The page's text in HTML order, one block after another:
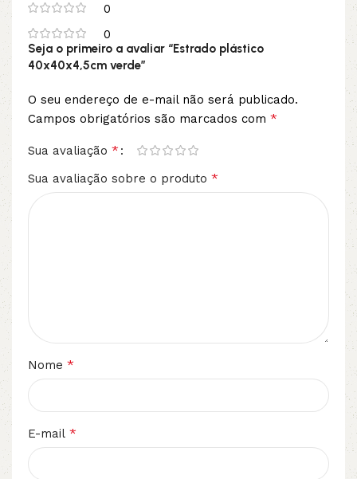
0
0
Seja o primeiro a avaliar “Estrado plástico
40x40x4,5cm verde”
O seu endereço de e-mail não será publicado.
Campos obrigatórios são marcados com *
Sua avaliação *
Sua avaliação sobre o produto *
Nome *
E-mail *